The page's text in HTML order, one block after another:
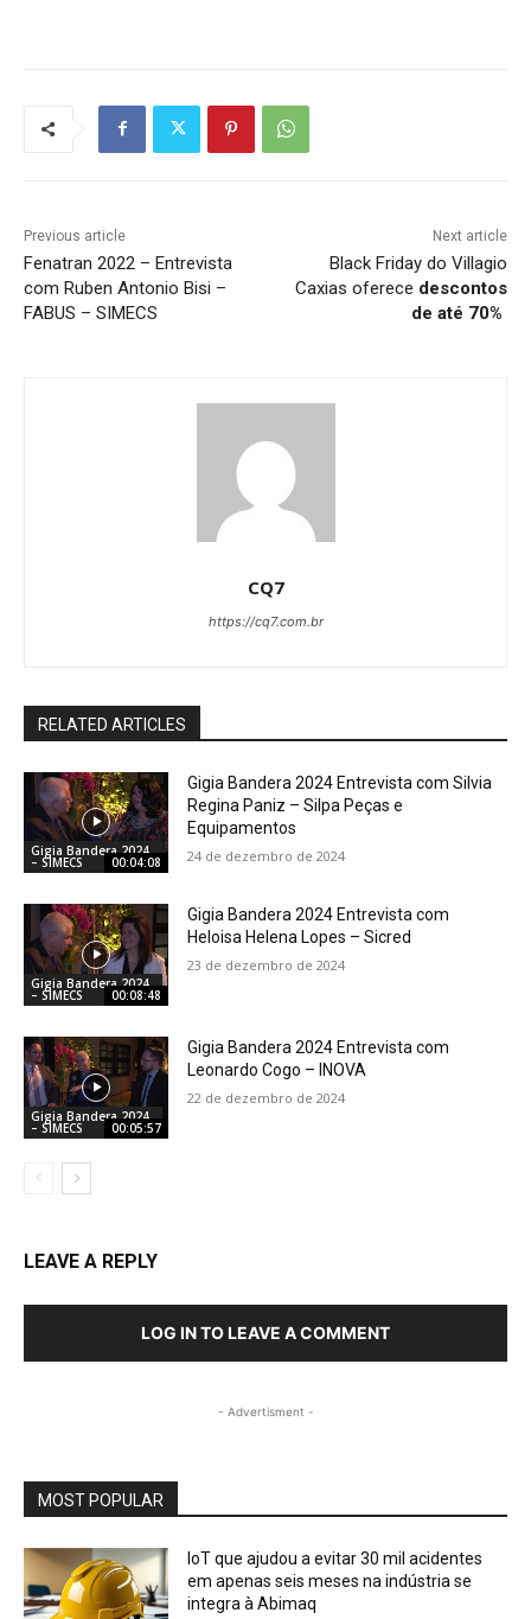
Previous article
Fenatran 2022 – Entrevista
com Ruben Antonio Bisi –
FABUS – SIMECS
Next article
Black Friday do Villagio
Caxias oferece descontos
de até 70%
CQ7
https://cq7.com.br
RELATED ARTICLES
Gigia Bandera 2024
– SIMECS 00:04:08
Gigia Bandera 2024 Entrevista com Silvia
Regina Paniz – Silpa Peças e
Equipamentos
24 de dezembro de 2024
Gigia Bandera 2024
– SIMECS 00:08:48
Gigia Bandera 2024 Entrevista com
Heloisa Helena Lopes – Sicred
23 de dezembro de 2024
Gigia Bandera 2024
– SIMECS 00:05:57
Gigia Bandera 2024 Entrevista com
Leonardo Cogo – INOVA
22 de dezembro de 2024
LEAVE A REPLY
LOG IN TO LEAVE A COMMENT
- Advertisment -
MOST POPULAR
IoT que ajudou a evitar 30 mil acidentes
em apenas seis meses na indústria se
integra à Abimaq